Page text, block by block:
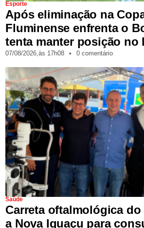
Esporte
Após eliminação na
Fluminense enfrenta o
tenta manter posição no
07/08/2026,às 17h08 • 0 comentário
Saúde
Carreta oftalmológica do
a Nova Iguaçu para